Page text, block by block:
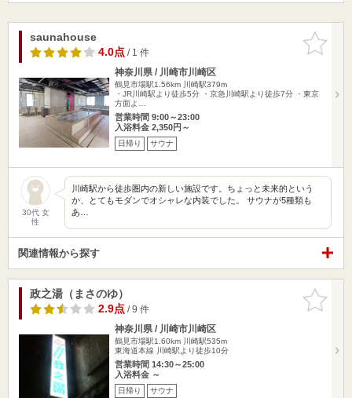
お気に入
りに追加
saunahouse
4.0点/ 1 件
神奈川県 / 川崎市川崎区
鶴見市場駅1.56km
川崎駅379m
・JR川崎駅より徒歩5分 ・京急川崎駅より徒歩7分 ・東京
方面よ…
営業時間 9:00～23:00
入浴料金 2,350円～
日帰り サウナ
30代 女
性
川崎駅から徒歩圏内の新しい施設です。ちょっと未来的という
か、とてもモダンでオシャレな内装でした。 サウナが5種類も
あ…
関連情報から探す
お気に入
りに追加
政之湯（まさのゆ）
2.9点/ 9 件
神奈川県 / 川崎市川崎区
鶴見市場駅1.60km
川崎駅535m
東海道本線 川崎駅より徒歩10分
営業時間 14:30～25:00
入浴料金 ～
日帰り サウナ